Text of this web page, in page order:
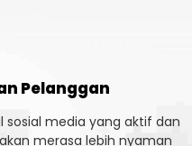
Pelanggan
sosial media yang aktif dan
merasa lebih nyaman